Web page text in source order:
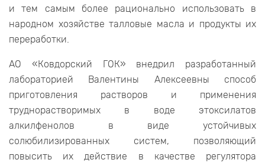
и тем самым более рационально использовать в
народном хозяйстве талловые масла и продукты их
переработки.
АО «Ковдорский ГОК» внедрил разработанный
лабораторией Валентины Алексеевны способ
приготовления растворов и применения
труднорастворимых в воде этоксилатов
алкилфенолов в виде устойчивых
солюбилизированных систем, позволяющий
повысить их действие в качестве регулятора